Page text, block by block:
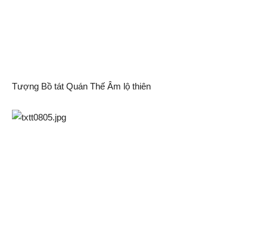
Tượng Bồ tát Quán Thế Âm lộ thiên